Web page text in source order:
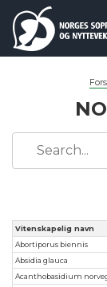
Vitenskapelig navn
Abortiporus biennis
Absidia glauca
Acanthobasidium